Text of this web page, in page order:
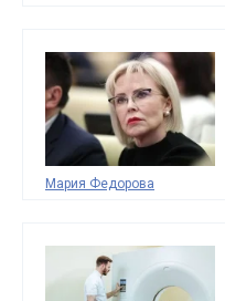
Мария Федорова